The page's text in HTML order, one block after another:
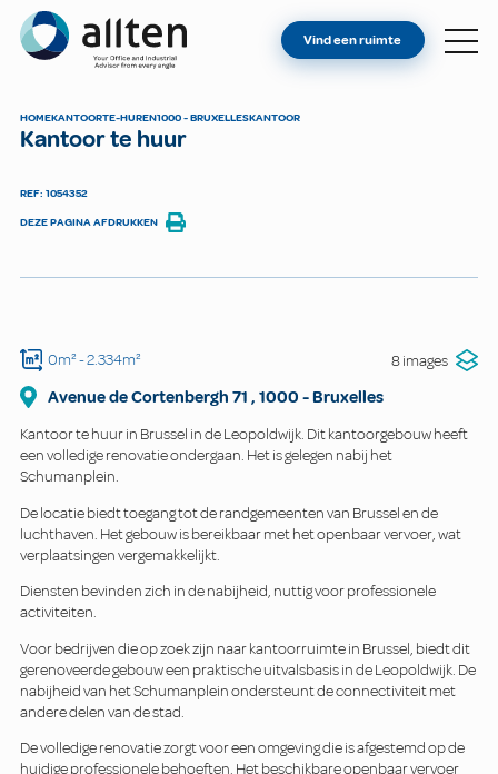
Allten
VIND EEN RUIMTE
Vind een ruimte
HOMEKANTOORTE-HUREN1000 - BRUXELLESKANTOOR
Kantoor te huur
REF: 1054352
DEZE PAGINA AFDRUKKEN
0m²- 2.334m² 8 images
Avenue de Cortenbergh 71 , 1000 -Bruxelles
Kantoor te huur in Brussel in de Leopoldwijk. Dit kantoorgebouw heeft
een volledige renovatie ondergaan. Het is gelegen nabij het
Schumanplein.
De locatie biedt toegang tot de randgemeenten van Brussel en de
luchthaven. Het gebouw is bereikbaar met het openbaar vervoer, wat
verplaatsingen vergemakkelijkt.
Diensten bevinden zich in de nabijheid, nuttig voor professionele
activiteiten.
Voor bedrijven die op zoek zijn naar kantoorruimte in Brussel, biedt dit
gerenoveerde gebouw een praktische uitvalsbasis in de Leopoldwijk. De
nabijheid van het Schumanplein ondersteunt de connectiviteit met
andere delen van de stad.
De volledige renovatie zorgt voor een omgeving die is afgestemd op de
huidige professionele behoeften. Het beschikbare openbaar vervoer